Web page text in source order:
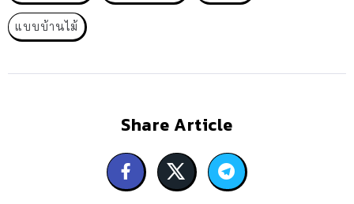
แบบบ้านไม้
Share Article